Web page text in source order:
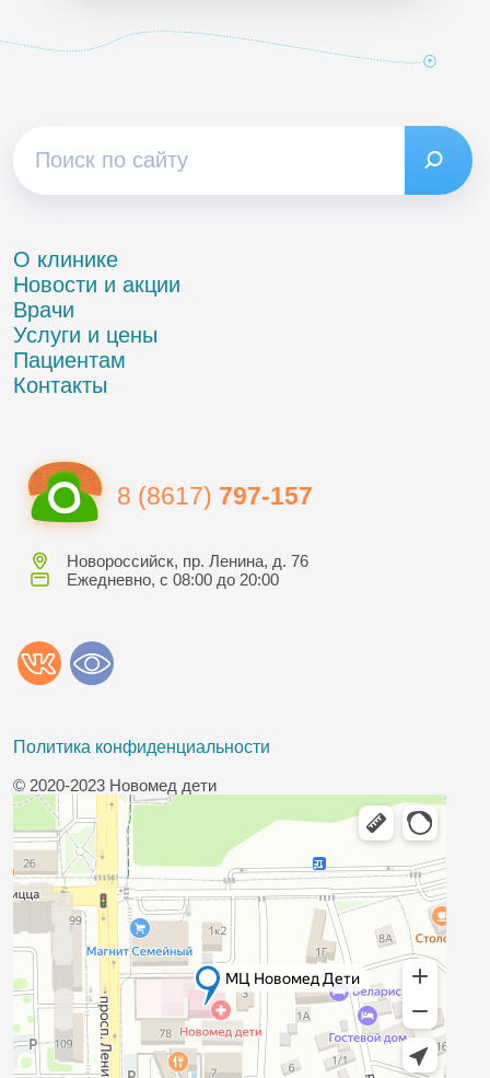
О клинике
Новости и акции
Врачи
Услуги и цены
Пациентам
Контакты
8 (8617) 797-157
Новороссийск, пр. Ленина, д. 76
Ежедневно, с 08:00 до 20:00
Политика конфиденциальности
© 2020-2023 Новомед дети